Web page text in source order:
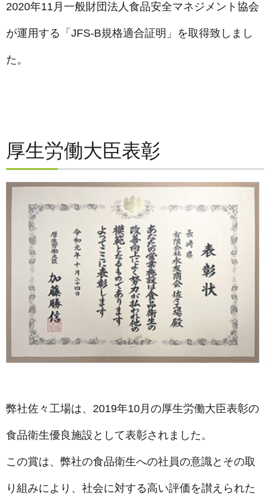
2020年11月一般財団法人食品安全マネジメント協会
が運用する「JFS-B規格適合証明」を取得致しまし
た。
厚生労働大臣表彰
弊社佐々工場は、2019年10月の厚生労働大臣表彰の
食品衛生優良施設として表彰されました。
この賞は、弊社の食品衛生への社員の意識とその取
り組みにより、社会に対する高い評価を讃えられた